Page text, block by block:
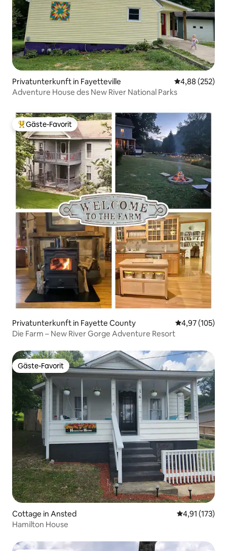
Privatunterkunft in Fayetteville
4,88 (252)
Adventure House des New River National Parks
Beliebter Gäste-Favorit.
Gäste-Favorit
Privatunterkunft in Fayette County
4,97 (105)
Die Farm – New River Gorge Adventure Resort
Gäste-Favorit
Gäste-Favorit
Cottage in Ansted
4,91 (173)
Hamilton House